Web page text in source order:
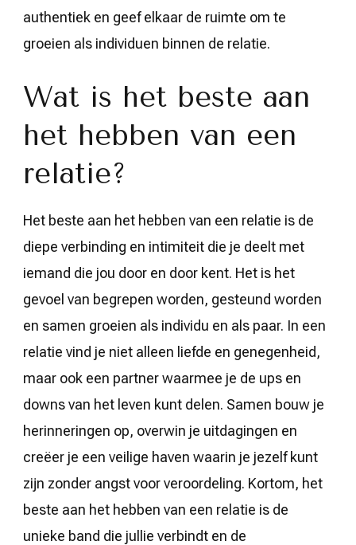
authentiek en geef elkaar de ruimte om te
groeien als individuen binnen de relatie.
Wat is het beste aan
het hebben van een
relatie?
Het beste aan het hebben van een relatie is de
diepe verbinding en intimiteit die je deelt met
iemand die jou door en door kent. Het is het
gevoel van begrepen worden, gesteund worden
en samen groeien als individu en als paar. In een
relatie vind je niet alleen liefde en genegenheid,
maar ook een partner waarmee je de ups en
downs van het leven kunt delen. Samen bouw je
herinneringen op, overwin je uitdagingen en
creëer je een veilige haven waarin je jezelf kunt
zijn zonder angst voor veroordeling. Kortom, het
beste aan het hebben van een relatie is de
unieke band die jullie verbindt en de